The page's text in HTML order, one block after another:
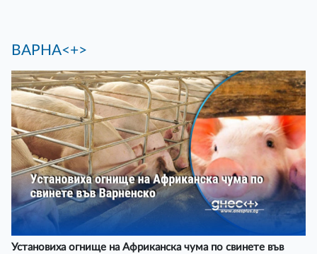
ВАРНА<+>
Установиха огнище на Африканска чума по свинете във